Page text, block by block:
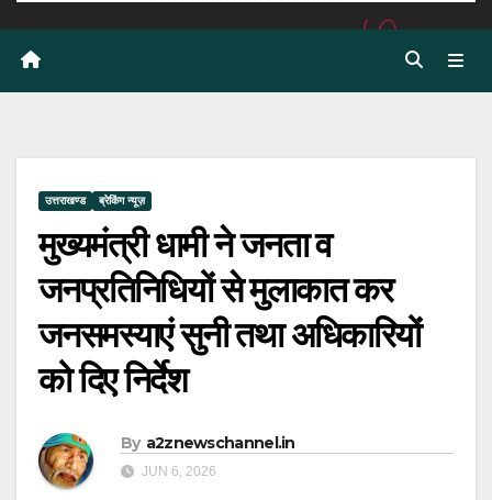
उत्तराखण्ड ब्रेकिंग न्यूज़
मुख्यमंत्री धामी ने जनता व
जनप्रतिनिधियों से मुलाकात कर
जनसमस्याएं सुनी तथा अधिकारियों
को दिए निर्देश
By a2znewschannel.in
JUN 6, 2026